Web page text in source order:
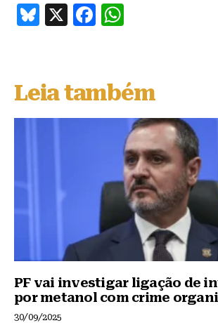
B
s
k
y
X
F
e
b
o
s
A
p
p
Leia também
PF vai investigar ligação de
por metanol com crime
30/09/2025